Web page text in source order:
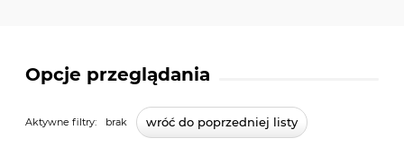
Opcje przeglądania
Aktywne filtry: brak wróć do poprzedniej listy